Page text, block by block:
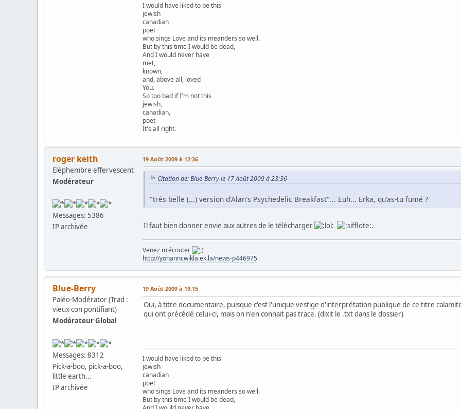
I would have liked to be this
jewish
canadian
poet
who sings Love and its meanders so well.
But by this time I would be dead,
And I would never have
met,
known,
and, above all, loved
You.
So too bad if I'm not this
jewish,
canadian,
poet
It's all right.
roger keith
Eléphembre effervescent
Modérateur
Messages: 5386
IP archivée
19 Août 2009 à 12:36
Citation de: Blue-Berry le 17 Août 2009 à 23:36
"très belle (...) version d'Alan's Psychedelic Breakfast"... Euh... Erka, qu'as-tu fumé ?
Il faut bien donner envie aux autres de le télécharger .
Venez m'écouter
http://yohanncwikla.ek.la/news-p446975
Blue-Berry
Paléo-Modérator (Trad :
vieux con pontifiant)
Modérateur Global
Messages: 8312
Pick-a-boo, pick-a-boo,
little earth...
IP archivée
19 Août 2009 à 19:15
Oui, à titre documentaire, puisque c'est l'unique vestige d'interprétation publique de ce titre
qui ont précédé celui-ci, mais on n'en connait pas trace. (dixit le .txt dans le dossier)
I would have liked to be this
jewish
canadian
poet
who sings Love and its meanders so well.
But by this time I would be dead,